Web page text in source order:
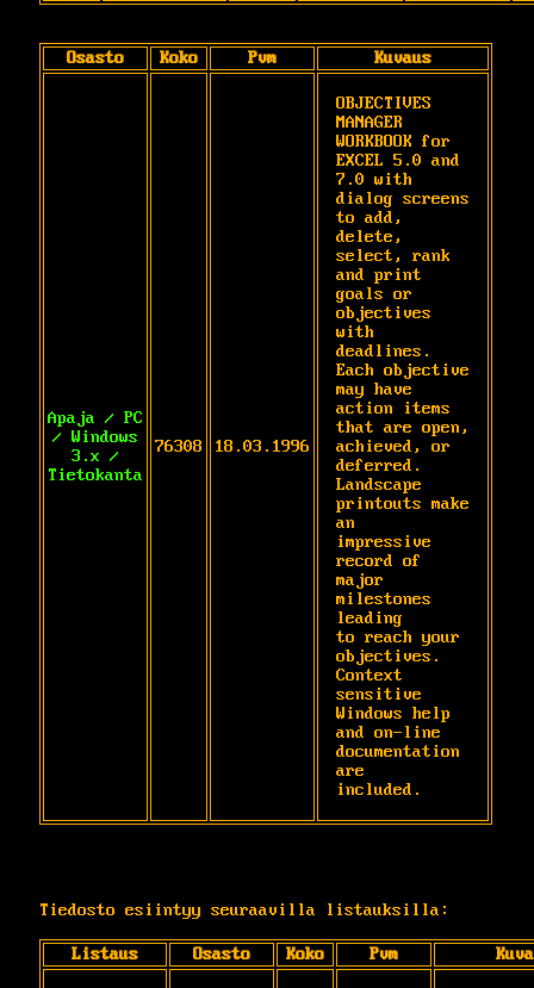
Osasto Koko Pvm Kuvaus
Apaja / PC
/ Windows
3.x /
Tietokanta
76308 18.03.1996
OBJECTIVES
MANAGER
WORKBOOK for
EXCEL 5.0 and
7.0 with
dialog screens
to add,
delete,
select, rank
and print
goals or
objectives
with
deadlines.
Each objective
may have
action items
that are open,
achieved, or
deferred.
Landscape
printouts make
an
impressive
record of
major
milestones
leading
to reach your
objectives.
Context
sensitive
Windows help
and on-line
documentation
are
included.
Tiedosto esiintyy seuraavilla listauksilla:
Listaus Osasto Koko Pvm